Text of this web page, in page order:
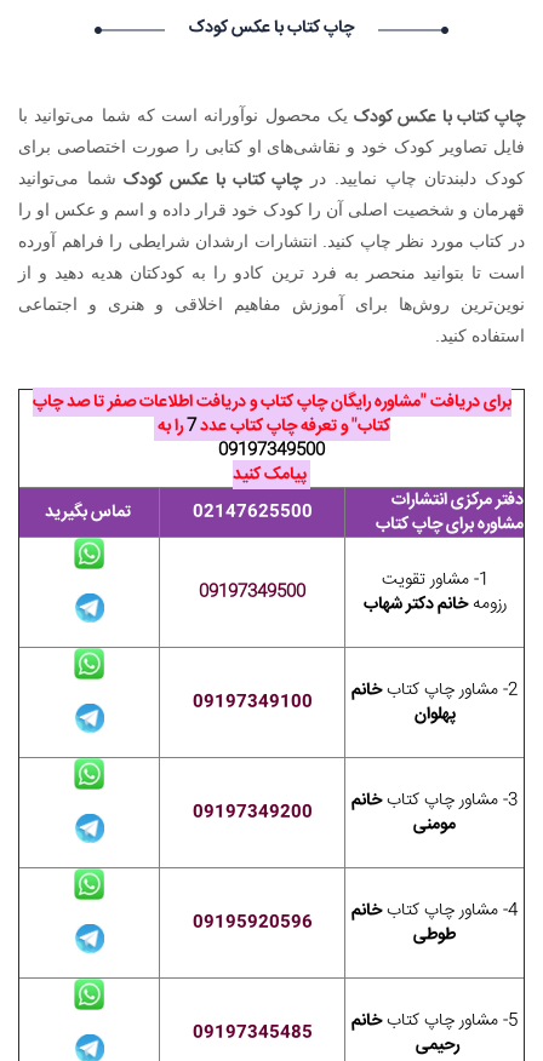
استخدام شما با موفقیت انجام شد ساعت ۶:۲۶:۴۸ تاریخ ۱۴۰۵/۵/۱۵
۱۴۰۵/۵/۱۵
Narkolog na dom_ujPi Narkolog na dom_ujPi گرامی :
درخواست استخدام شما با موفقیت انجام شد ساعت ۱۹:۰:۳ تاریخ
۱۴۰۵/۵/۱۵
چاپ کتاب با عکس کودک
چاپ کتاب با عکس کودک یک محصول نوآورانه است که شما می‌توانید با
فایل تصاویر کودک خود و نقاشی‌های او کتابی را صورت اختصاصی برای
کودک دلبندتان چاپ نمایید. درچاپ کتاب با عکس کودکشما می‌توانید
قهرمان و شخصیت اصلی آن را کودک خود قرار داده و اسم و عکس او را
در کتاب مورد نظر چاپ کنید. انتشارات ارشدان شرایطی را فراهم آورده
است تا بتوانید منحصر به فرد ترین کادو را به کودکتان هدیه دهید و از
نوین‌ترین روش‌ها برای آموزش مفاهیم اخلاقی و هنری و اجتماعی
استفاده کنید.
برای دریافت "مشاوره رایگان چاپ کتاب و دریافت اطلاعات صفر تا صد چاپ
کتاب" و تعرفه چاپ کتاب عدد7را به
09197349500
پیامک کنید
دفتر مرکزی انتشارات
مشاوره برای چاپ کتاب
02147625500 تماس بگیرید
1- مشاور تقویت
رزومهخانم دکتر شهاب 09197349500
2- مشاور چاپ کتاب
خانم
پهلوان
09197349100
3- مشاور چاپ کتاب
خانم
مومنی
09197349200
4- مشاور چاپ کتاب
خانم
طوطی
09195920596
5- مشاور چاپ کتاب
خانم
رحیمی
09197345485